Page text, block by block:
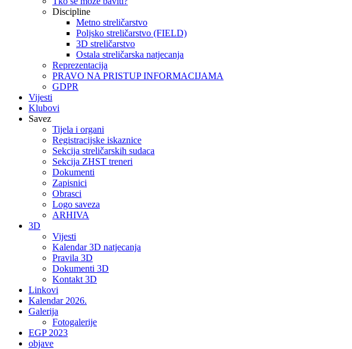
Discipline
Metno streličarstvo
Poljsko streličarstvo (FIELD)
3D streličarstvo
Ostala streličarska natjecanja
Reprezentacija
PRAVO NA PRISTUP INFORMACIJAMA
GDPR
Vijesti
Klubovi
Savez
Tijela i organi
Registracijske iskaznice
Sekcija streličarskih sudaca
Sekcija ZHST treneri
Dokumenti
Zapisnici
Obrasci
Logo saveza
ARHIVA
3D
Vijesti
Kalendar 3D natjecanja
Pravila 3D
Dokumenti 3D
Kontakt 3D
Linkovi
Kalendar 2026.
Galerija
Fotogalerije
EGP 2023
objave